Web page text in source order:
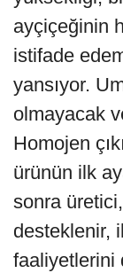
ayçiçeğinin
istifade
yansıyor.
olmayacak
Homojen
ürünün ilk
sonra
desteklenir,
faaliyetlerini